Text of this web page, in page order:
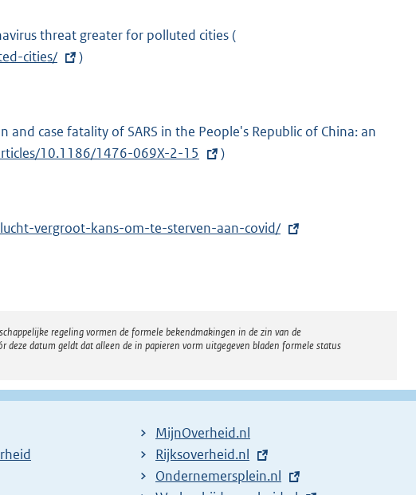
threat greater for polluted cities (
n
n
cities/ )
case fatality of SARS in the People's Republic of China: an
10.1186/1476-069X-2-15 )
vergroot-kans-om-te-sterven-aan-covid/
regeling vormen de formele bekendmakingen in de zin van de
datum geldt dat alleen de in papieren vorm uitgegeven bladen formele status
MijnOverheid.nl
E
x
Rijksoverheid.nl
E
Ondernemersplein.nl